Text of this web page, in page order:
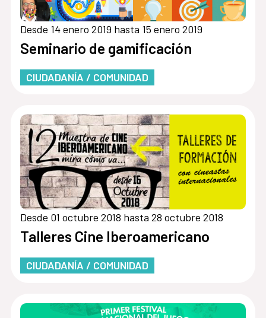
Desde 14 enero 2019 hasta 15 enero 2019
Seminario de gamificación
CIUDADANÍA / COMUNIDAD
Desde 01 octubre 2018 hasta 28 octubre 2018
Talleres Cine Iberoamericano
CIUDADANÍA / COMUNIDAD